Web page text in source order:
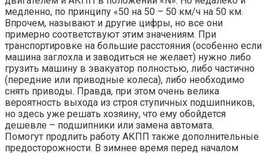
медленно, по принципу «50 на 50 – 50 км/ч на 50 км.
Впрочем, называют и другие цифры, но все они
примерно соответствуют этим значениям. При
транспортировке на большие расстояния (особенно если
машина заглохла и заводиться не желает) нужно либо
грузить машину в эвакуатор полностью, либо частично
(передние или приводные колеса), либо необходимо
снять приводы. Правда, при этом очень велика
вероятность выхода из строя ступичных подшипников,
но здесь уже решать хозяину, что ему обойдется
дешевле – подшипники или замена автомата.
Помогут продлить работу АКПП также дополнительные
предосторожности. В зимнее время перед началом